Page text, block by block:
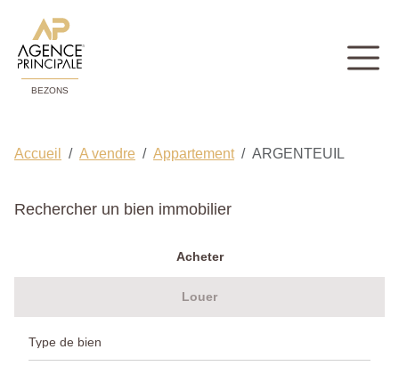
BEZONS
Accueil A vendre Appartement ARGENTEUIL
Rechercher un bien immobilier
Acheter
Louer